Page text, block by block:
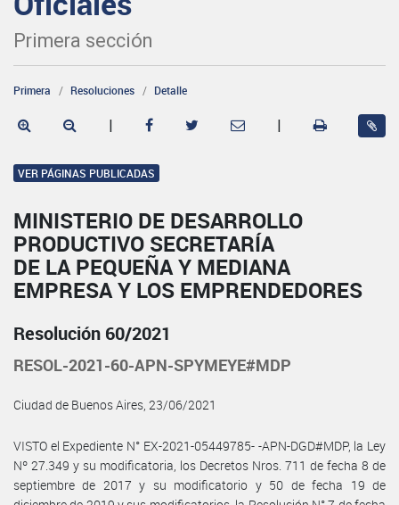
Primera sección
Primera Resoluciones Detalle
| |
VER PÁGINAS PUBLICADAS
MINISTERIO DE DESARROLLO
PRODUCTIVO SECRETARÍA
DE LA PEQUEÑA Y MEDIANA
EMPRESA Y LOS EMPRENDEDORES
Resolución 60/2021
RESOL-2021-60-APN-SPYMEYE#MDP
Ciudad de Buenos Aires, 23/06/2021
VISTO el Expediente N° EX-2021-05449785- -APN-DGD#MDP, la Ley
Nº 27.349 y su modificatoria, los Decretos Nros. 711 de fecha 8 de
septiembre de 2017 y su modificatorio y 50 de fecha 19 de